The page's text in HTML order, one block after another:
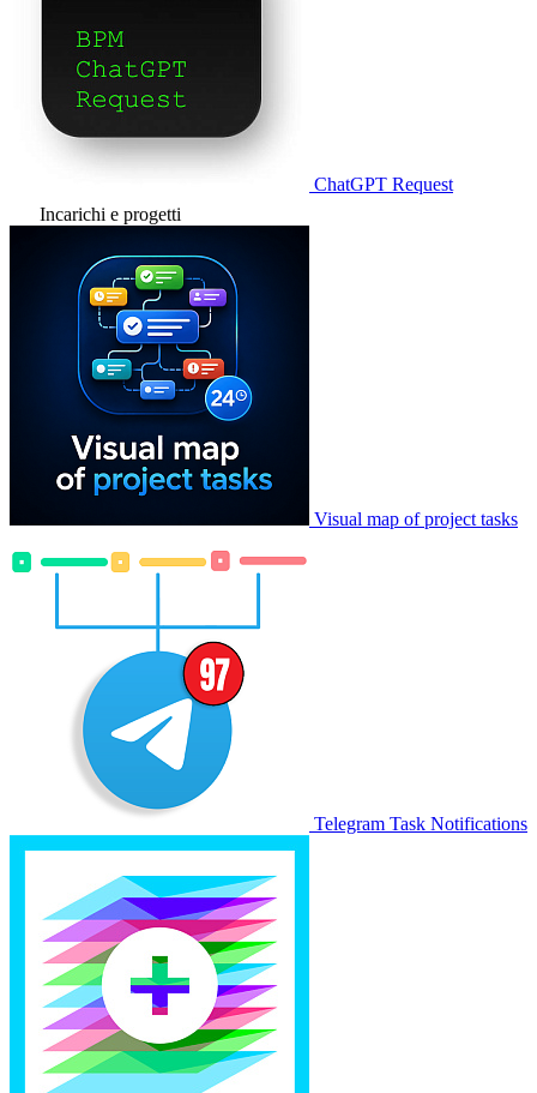
ChatGPT Request
Incarichi e progetti
Visual map of project tasks
Telegram Task Notifications